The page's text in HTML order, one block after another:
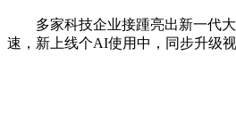
多家科技企业接踵亮出新一代大
速，新上线个AI使用中，同步升级